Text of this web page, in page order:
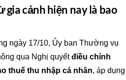
gia cảnh hiện nay là bao
ngày 17/10, Ủy ban Thường vụ
qua Nghị quyếtđiều chỉnh
thuế thu nhập cá nhân, áp dụng